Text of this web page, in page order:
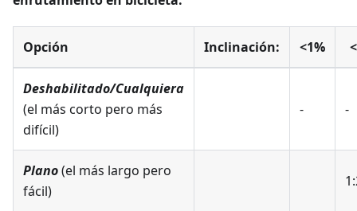
Opción Inclinación: <1%
Deshabilitado/Cualquiera
(el más corto pero más
difícil)
- -
Plano(el más largo pero
fácil)